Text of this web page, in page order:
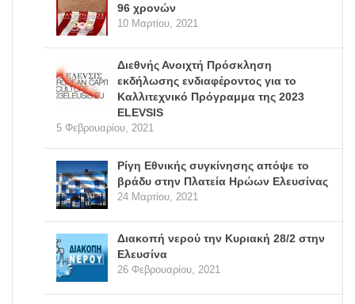
96 χρονών
10 Μαρτίου, 2021
Διεθνής Ανοιχτή Πρόσκληση
εκδήλωσης ενδιαφέροντος για το
Καλλιτεχνικό Πρόγραμμα της 2023
ELEVSIS
5 Φεβρουαρίου, 2021
Ρίγη Εθνικής συγκίνησης απόψε το
βράδυ στην Πλατεία Ηρώων Ελευσίνας
24 Μαρτίου, 2021
Διακοπή νερού την Κυριακή 28/2 στην
Ελευσίνα
26 Φεβρουαρίου, 2021